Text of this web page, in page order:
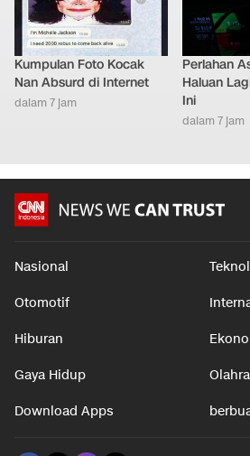
Kumpulan Foto Kocak
Nan Absurd di Internet
dalam 7 jam
Perlahan
Haluan
Ini
dalam 7 jam
Nasional
Otomotif
Hiburan
Gaya Hidup
Download Apps